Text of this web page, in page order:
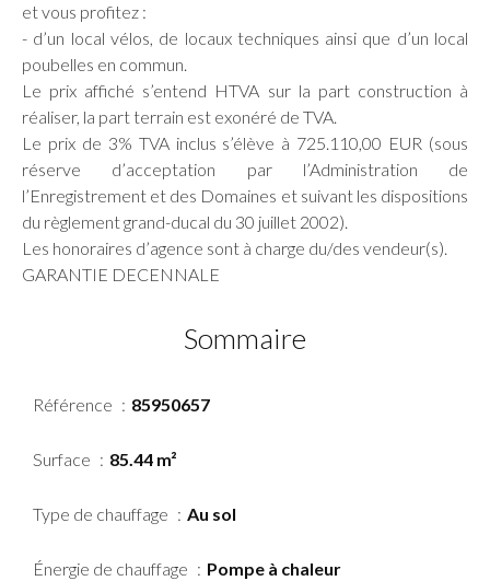
et vous profitez :
- d’un local vélos, de locaux techniques ainsi que d’un local
poubelles en commun.
Le prix affiché s’entend HTVA sur la part construction à
réaliser, la part terrain est exonéré de TVA.
Le prix de 3% TVA inclus s’élève à 725.110,00 EUR (sous
réserve d’acceptation par l’Administration de
l’Enregistrement et des Domaines et suivant les dispositions
du règlement grand-ducal du 30 juillet 2002).
Les honoraires d’agence sont à charge du/des vendeur(s).
GARANTIE DECENNALE
Sommaire
Référence 85950657
Surface 85.44 m²
Type de chauffage Au sol
Énergie de chauffage Pompe à chaleur